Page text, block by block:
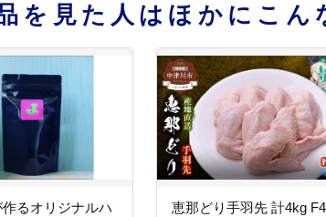
を見た人はほかにこん
るオリジナルハ
恵那どり手羽先 計4kg